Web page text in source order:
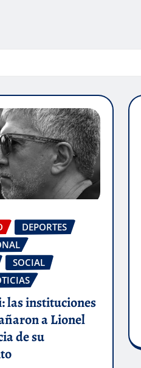
DEPORTES
SOCIAL
las instituciones
a Lionel
de su